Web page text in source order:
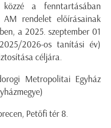
a fenntartásában
rendelet előírásainak
a 2025. szeptember 01
2026-os tanítási év)
céljára.
Metropolitai Egyház
Petőfi tér 8.